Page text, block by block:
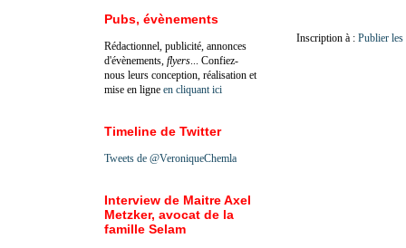
Inscription à : Publier
Pubs, évènements
Rédactionnel, publicité, annonces
d'évènements, flyers ... Confiez-
nous leurs conception, réalisation et
mise en ligne en cliquant ici
Timeline de Twitter
Tweets de @VeroniqueChemla
Interview de Maitre Axel
Metzker, avocat de la
famille Selam